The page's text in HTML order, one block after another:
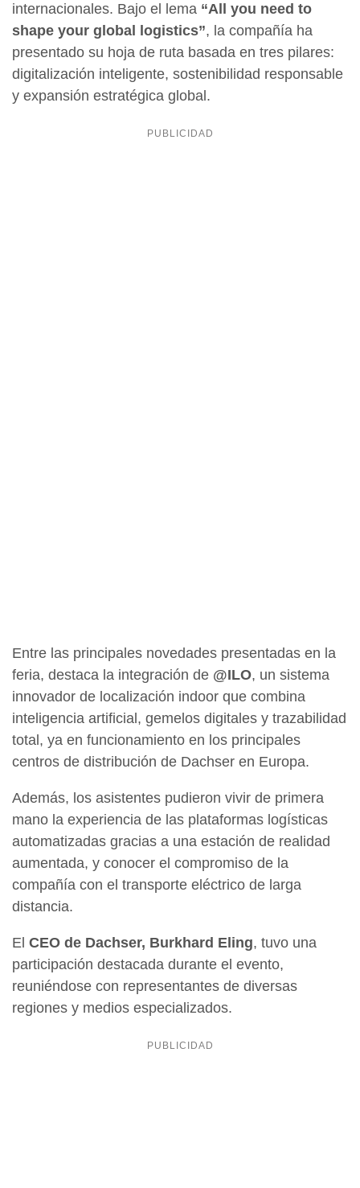
internacionales. Bajo el lema “All you need to
shape your global logistics”, la compañía ha
presentado su hoja de ruta basada en tres pilares:
digitalización inteligente, sostenibilidad responsable
y expansión estratégica global.
Entre las principales novedades presentadas en la
feria, destaca la integración de @ILO, un sistema
innovador de localización indoor que combina
inteligencia artificial, gemelos digitales y trazabilidad
total, ya en funcionamiento en los principales
centros de distribución de Dachser en Europa.
Además, los asistentes pudieron vivir de primera
mano la experiencia de las plataformas logísticas
automatizadas gracias a una estación de realidad
aumentada, y conocer el compromiso de la
compañía con el transporte eléctrico de larga
distancia.
El CEO de Dachser, Burkhard Eling, tuvo una
participación destacada durante el evento,
reuniéndose con representantes de diversas
regiones y medios especializados.